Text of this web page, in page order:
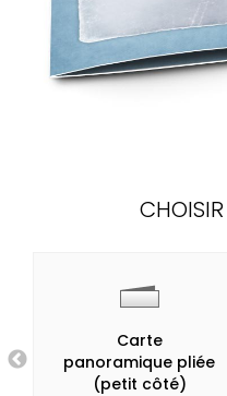
Carte
panoramique pliée
(petit côté)